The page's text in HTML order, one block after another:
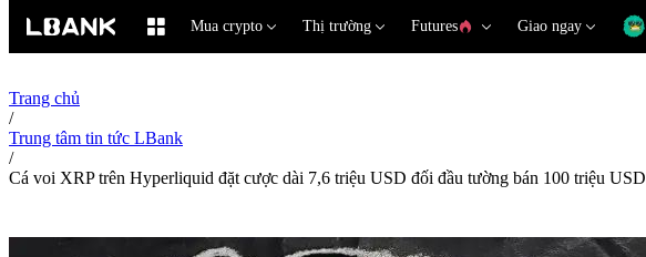
Mua crypto Thị trường Futures Giao ngay
Trang chủ
/
Trung tâm tin tức LBank
/
Cá voi XRP trên Hyperliquid đặt cược dài 7,6 triệu USD đối đầu tường bán 100 triệu USD